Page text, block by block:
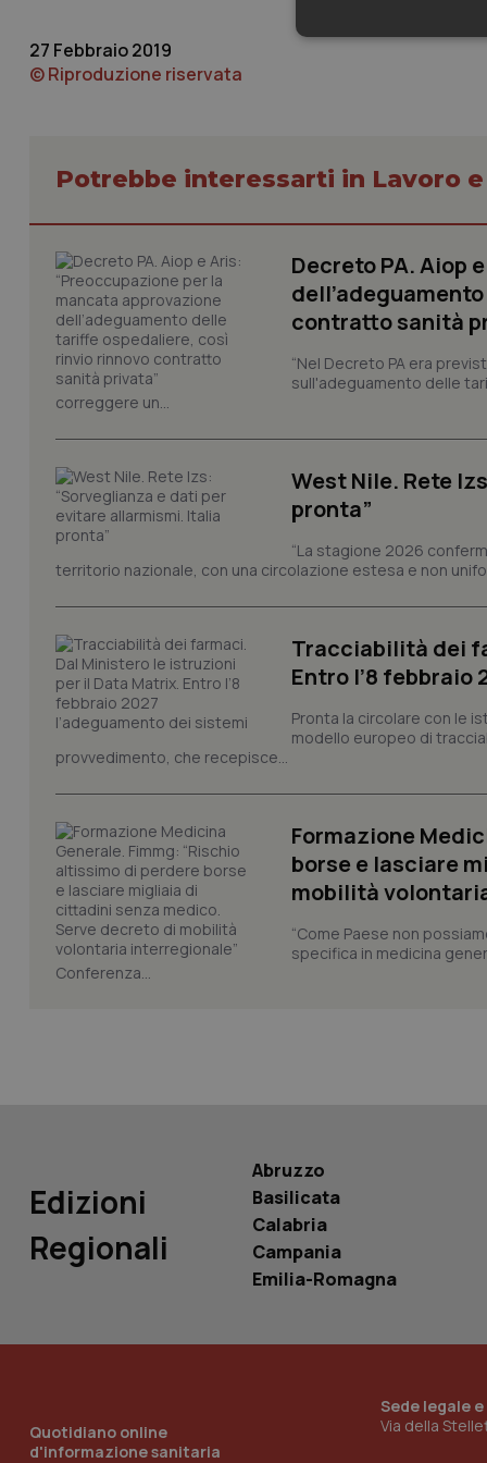
27 Febbraio 2019
© Riproduzione riservata
Potrebbe interessarti in Lavoro
Decreto PA. Aiop
contratto sanità
“Nel Decreto PA era
sull'adeguamento delle
correggere un...
West Nile. Rete
pronta”
“La stagione 2026
territorio nazionale, con una circolazione estesa e non
Tracciabilità dei
Entro l’8 febbraio
Pronta la circolare con le
modello europeo di
provvedimento, che recepisce...
Formazione
borse e lasciare
mobilità
“Come Paese non
specifica in medicina
Conferenza...
Edizioni
Regionali
Abruzzo
Basilicata
Calabria
Campania
Emilia-Romagna
Quotidiano online
d'informazione sanitaria
Sede legale
Via della
tracking-sites-
_ga
PHPSESSID
_ga_KM60CM4NPH